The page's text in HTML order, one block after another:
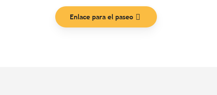
Enlace para el paseo